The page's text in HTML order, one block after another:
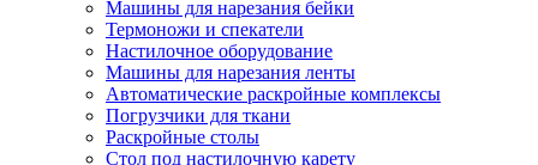
Машины для нарезания бейки
Термоножи и спекатели
Настилочное оборудование
Машины для нарезания ленты
Автоматические раскройные комплексы
Погрузчики для ткани
Раскройные столы
Стол под настилочную карету